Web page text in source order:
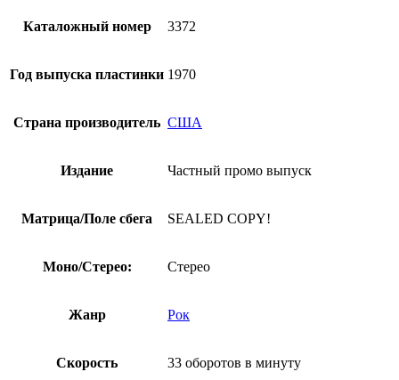
США,
промо-
запечатанный
оригинал
стикерами,
лейбл
Каталожный номер 3372
Год выпуска пластинки 1970
Страна производитель США
Издание Частный промо выпуск
Матрица/Поле сбега SEALED COPY!
Моно/Стерео: Стерео
Жанр Рок
Скорость 33 оборотов в минуту